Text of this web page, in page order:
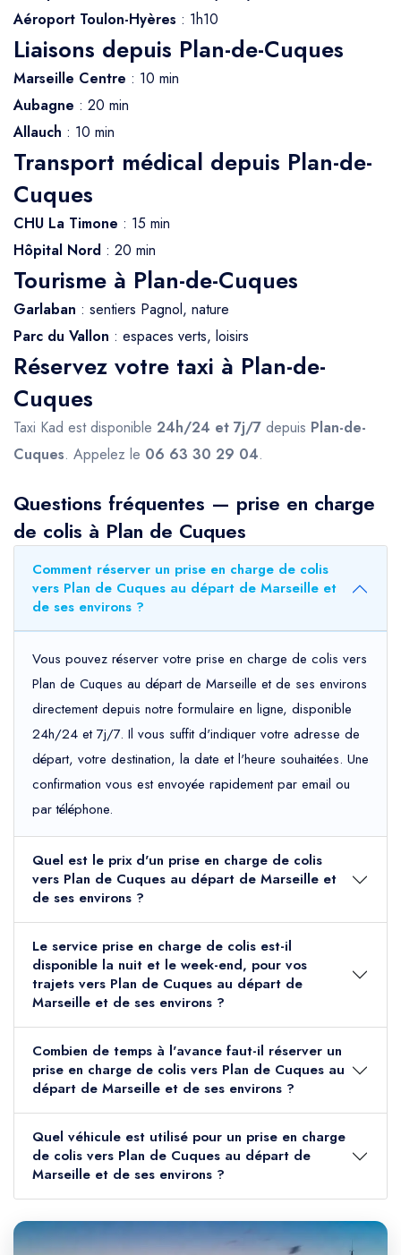
Aéroport Toulon-Hyères : 1h10
Liaisons depuis Plan-de-Cuques
Marseille Centre : 10 min
Aubagne : 20 min
Allauch : 10 min
Transport médical depuis Plan-de-
Cuques
CHU La Timone : 15 min
Hôpital Nord : 20 min
Tourisme à Plan-de-Cuques
Garlaban : sentiers Pagnol, nature
Parc du Vallon : espaces verts, loisirs
Réservez votre taxi à Plan-de-
Cuques
Taxi Kad est disponible 24h/24 et 7j/7 depuis Plan-de-
Cuques. Appelez le 06 63 30 29 04.
Questions fréquentes — prise en charge
de colis à Plan de Cuques
Comment réserver un prise en charge de colis
vers Plan de Cuques au départ de Marseille et
de ses environs ?
Vous pouvez réserver votre prise en charge de colis vers
Plan de Cuques au départ de Marseille et de ses environs
directement depuis notre formulaire en ligne, disponible
24h/24 et 7j/7. Il vous suffit d'indiquer votre adresse de
départ, votre destination, la date et l'heure souhaitées. Une
confirmation vous est envoyée rapidement par email ou
par téléphone.
Quel est le prix d'un prise en charge de colis
vers Plan de Cuques au départ de Marseille et
de ses environs ?
Le service prise en charge de colis est-il
disponible la nuit et le week-end, pour vos
trajets vers Plan de Cuques au départ de
Marseille et de ses environs ?
Combien de temps à l'avance faut-il réserver un
prise en charge de colis vers Plan de Cuques au
départ de Marseille et de ses environs ?
Quel véhicule est utilisé pour un prise en charge
de colis vers Plan de Cuques au départ de
Marseille et de ses environs ?